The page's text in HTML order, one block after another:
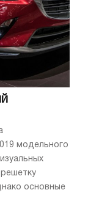
модельного
основные